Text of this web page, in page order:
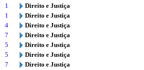
1
Direito e Justiça
1
Direito e Justiça
4
Direito e Justiça
7
Direito e Justiça
5
Direito e Justiça
5
Direito e Justiça
7
Direito e Justiça